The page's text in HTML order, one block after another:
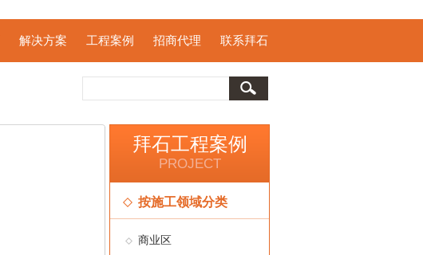
解决方案 工程案例 招商代理 联系拜石
拜石工程案例
PROJECT
按施工领域分类
商业区